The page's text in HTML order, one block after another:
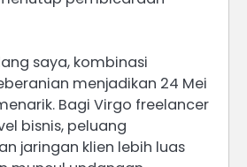
saya, kombinasi
menjadikan 24 Mei
Bagi Virgo freelancer
bisnis, peluang
jaringan klien lebih luas